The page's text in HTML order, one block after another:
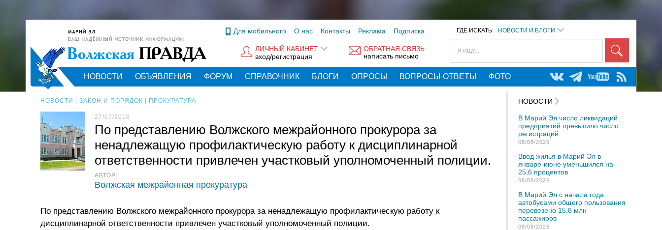
ГДЕ ИСКАТЬ: НОВОСТИ И БЛОГИ
Я ИЩУ...
Для мобильного О нас Контакты Реклама Подписка
ОБРАТНАЯ СВЯЗЬ
написать письмо
ЛИЧНЫЙ КАБИНЕТ
вход/регистрация
НОВОСТИ ОБЪЯВЛЕНИЯ ФОРУМ СПРАВОЧНИК БЛОГИ ОПРОСЫ ВОПРОСЫ-ОТВЕТЫ ФОТО
НОВОСТИ ЗАКОН И ПОРЯДОК ПРОКУРАТУРА
27/07/2016
По представлению Волжского межрайонного прокурора за
ненадлежащую профилактическую работу к дисциплинарной
ответственности привлечен участковый уполномоченный полиции.
АВТОР:
Волжская межрайонная прокуратура
По представлению Волжского межрайонного прокурора за ненадлежащую профилактическую работу к
дисциплинарной ответственности привлечен участковый уполномоченный полиции.
НОВОСТИ
В Марий Эл число ликвидаций
предприятий превысило число
регистраций
08/08/2026
Ввод жилья в Марий Эл в
январе-июне уменьшился на
25,6 процентов
08/08/2026
В Марий Эл с начала года
автобусами общего пользования
перевезено 15,8 млн
пассажиров
08/08/2026